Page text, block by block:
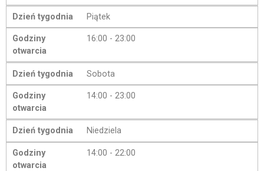
Dzień tygodnia Piątek
Godziny
otwarcia
16:00 - 23:00
Dzień tygodnia Sobota
Godziny
otwarcia
14:00 - 23:00
Dzień tygodnia Niedziela
Godziny
otwarcia
14:00 - 22:00